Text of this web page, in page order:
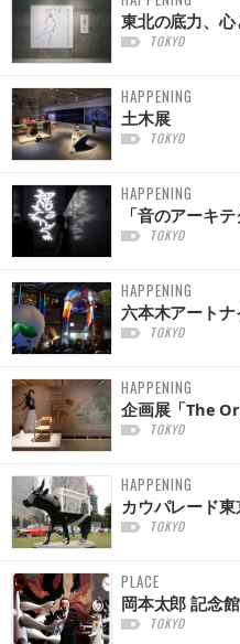
東北の底力、
TOKYO
HAPPENING
土木展
TOKYO
HAPPENING
「音のアーキ
TOKYO
HAPPENING
六本木アートナ
TOKYO
HAPPENING
企画展「The
TOKYO
HAPPENING
カウパレード東
TOKYO
PLACE
岡本太郎 記念館
TOKYO